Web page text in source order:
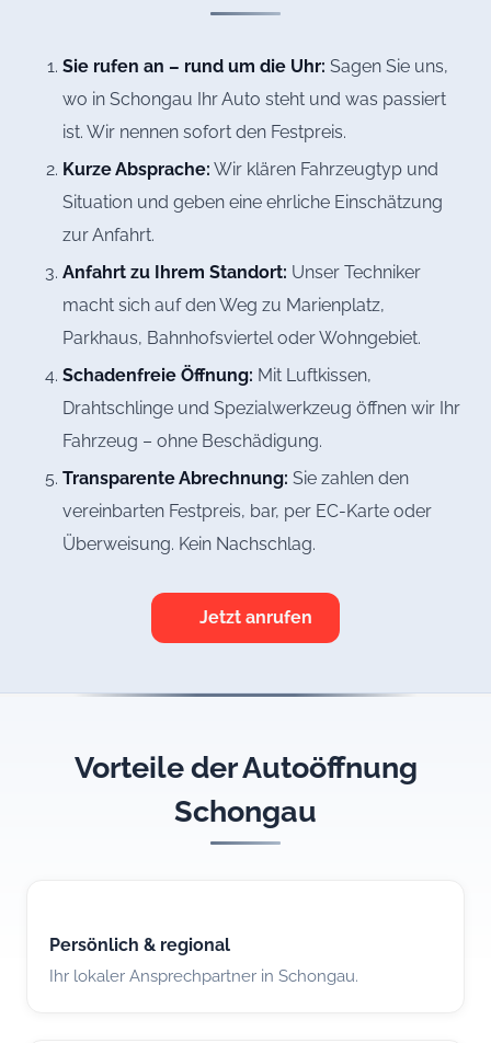
Sie rufen an – rund um die Uhr: Sagen Sie uns,
wo in Schongau Ihr Auto steht und was passiert
ist. Wir nennen sofort den Festpreis.
Kurze Absprache: Wir klären Fahrzeugtyp und
Situation und geben eine ehrliche Einschätzung
zur Anfahrt.
Anfahrt zu Ihrem Standort: Unser Techniker
macht sich auf den Weg zu Marienplatz,
Parkhaus, Bahnhofsviertel oder Wohngebiet.
Schadenfreie Öffnung: Mit Luftkissen,
Drahtschlinge und Spezialwerkzeug öffnen wir Ihr
Fahrzeug – ohne Beschädigung.
Transparente Abrechnung: Sie zahlen den
vereinbarten Festpreis, bar, per EC-Karte oder
Überweisung. Kein Nachschlag.
Jetzt anrufen
Vorteile der Autoöffnung
Schongau
Persönlich & regional
Ihr lokaler Ansprechpartner in Schongau.